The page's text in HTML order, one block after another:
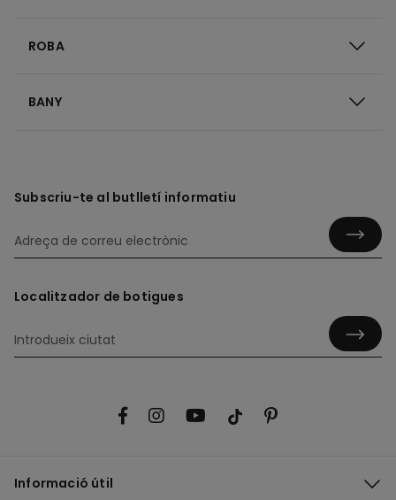
ROBA
BANY
Subscriu-te al butlletí informatiu
Localitzador de botigues
Informació útil